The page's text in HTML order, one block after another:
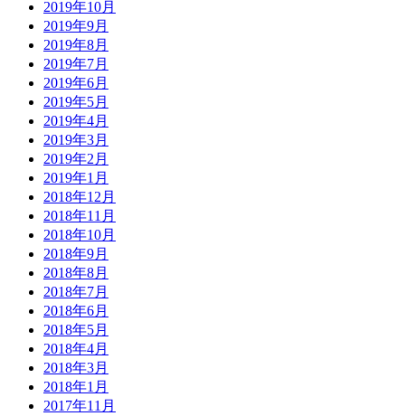
2019年10月
2019年9月
2019年8月
2019年7月
2019年6月
2019年5月
2019年4月
2019年3月
2019年2月
2019年1月
2018年12月
2018年11月
2018年10月
2018年9月
2018年8月
2018年7月
2018年6月
2018年5月
2018年4月
2018年3月
2018年1月
2017年11月